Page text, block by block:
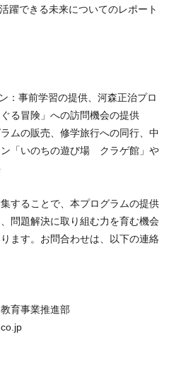
躍できる未来についてのレポート
：事前学習の提供、河森正治プロ
る冒険」への訪問機会の提供
ムの販売、修学旅行への同行、中
「いのちの遊び場 クラゲ館」や
することで、本プログラムの提供
問題解決に取り組む力を育む機会
ます。お問合わせは、以下の連絡
育事業推進部